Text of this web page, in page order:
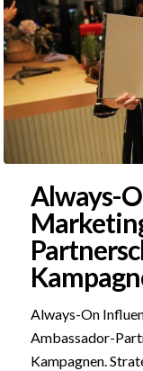
Always-
Always-On
Ambassador-
Kampagnen.